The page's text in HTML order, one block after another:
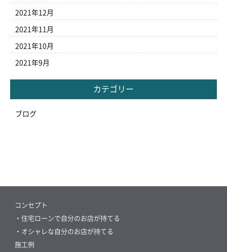
2021年12月
2021年11月
2021年10月
2021年9月
カテゴリー
ブログ
コンセプト
・住宅ローンで自分のお店が持てる
・オシャレな自分のお店が持てる
施工例